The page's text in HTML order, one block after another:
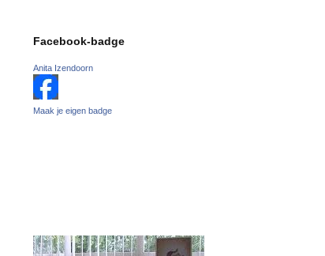
Facebook-badge
Anita Izendoorn
Maak je eigen badge